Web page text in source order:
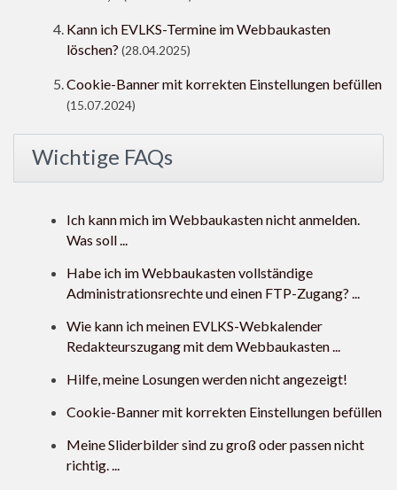
Kann ich EVLKS-Termine im Webbaukasten
löschen? (28.04.2025)
Cookie-Banner mit korrekten Einstellungen befüllen
(15.07.2024)
Wichtige FAQs
Ich kann mich im Webbaukasten nicht anmelden.
Was soll ...
Habe ich im Webbaukasten vollständige
Administrationsrechte und einen FTP-Zugang? ...
Wie kann ich meinen EVLKS-Webkalender
Redakteurszugang mit dem Webbaukasten ...
Hilfe, meine Losungen werden nicht angezeigt!
Cookie-Banner mit korrekten Einstellungen befüllen
Meine Sliderbilder sind zu groß oder passen nicht
richtig. ...